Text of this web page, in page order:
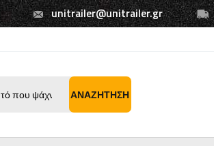
unitrailer@unitrailer.gr
ΑΝΑΖΉΤΗΣΗ